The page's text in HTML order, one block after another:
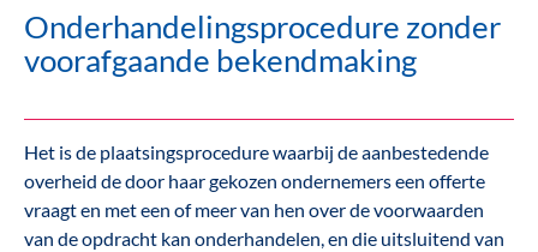
Onderhandelingsprocedure zonder
voorafgaande bekendmaking
Het is de plaatsingsprocedure waarbij de aanbestedende
overheid de door haar gekozen ondernemers een offerte
vraagt en met een of meer van hen over de voorwaarden
van de opdracht kan onderhandelen, en die uitsluitend van